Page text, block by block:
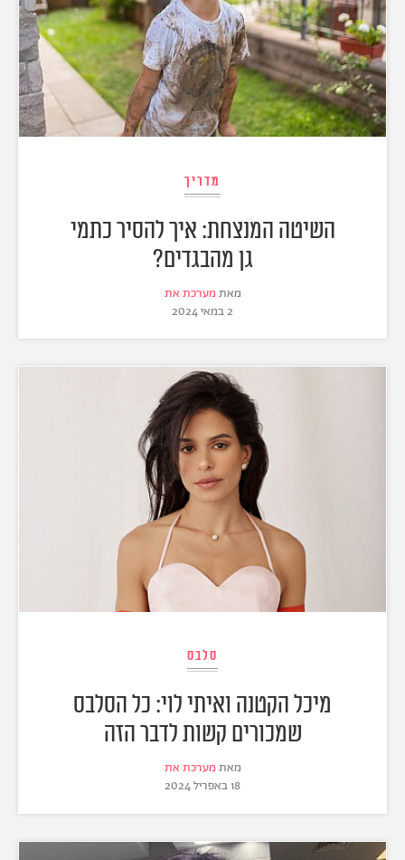
מדריך
השיטה המנצחת: איך להסיר כתמי
גן מהבגדים?
מאת מערכת את
2 במאי 2024
סלבס
מיכל הקטנה ואיתי לוי: כל הסלבס
שמכורים קשות לדבר הזה
מאת מערכת את
18 באפריל 2024